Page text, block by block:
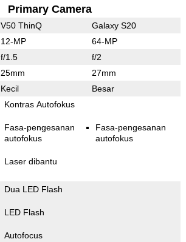
Primary Camera
V50 ThinQ Galaxy S20
12-MP 64-MP
f/1.5 f/2
25mm 27mm
Kecil Besar
Kontras Autofokus
Fasa-pengesanan
autofokus
Laser dibantu
Fasa-pengesanan
autofokus
Dua LED Flash
LED Flash
Autofocus